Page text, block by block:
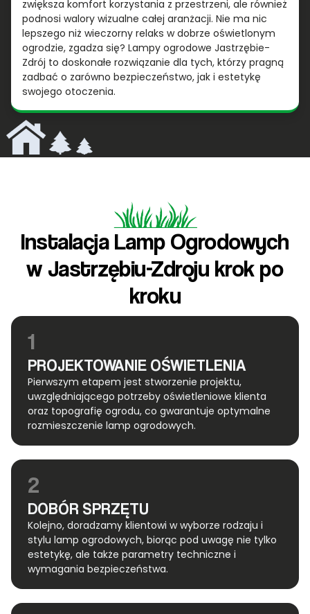
zwiększa komfort korzystania z przestrzeni, ale również
podnosi walory wizualne całej aranżacji. Nie ma nic
lepszego niż wieczorny relaks w dobrze oświetlonym
ogrodzie, zgadza się? Lampy ogrodowe Jastrzębie-
Zdrój to doskonałe rozwiązanie dla tych, którzy pragną
zadbać o zarówno bezpieczeństwo, jak i estetykę
swojego otoczenia.
Instalacja Lamp Ogrodowych
w Jastrzębiu-Zdroju krok po
kroku
1
PROJEKTOWANIE OŚWIETLENIA
Pierwszym etapem jest stworzenie projektu,
uwzględniającego potrzeby oświetleniowe klienta
oraz topografię ogrodu, co gwarantuje optymalne
rozmieszczenie lamp ogrodowych.
2
DOBÓR SPRZĘTU
Kolejno, doradzamy klientowi w wyborze rodzaju i
stylu lamp ogrodowych, biorąc pod uwagę nie tylko
estetykę, ale także parametry techniczne i
wymagania bezpieczeństwa.